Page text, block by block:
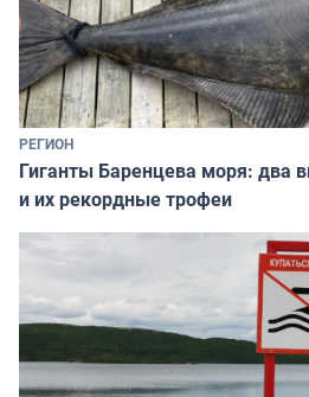
РЕГИОН
Гиганты Баренцева моря: два
и их рекордные трофеи